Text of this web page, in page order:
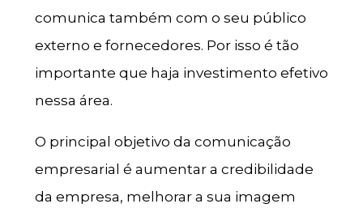
comunica também com o seu público
externo e fornecedores. Por isso é tão
importante que haja investimento efetivo
nessa área.
O principal objetivo da comunicação
empresarial é aumentar a credibilidade
da empresa, melhorar a sua imagem